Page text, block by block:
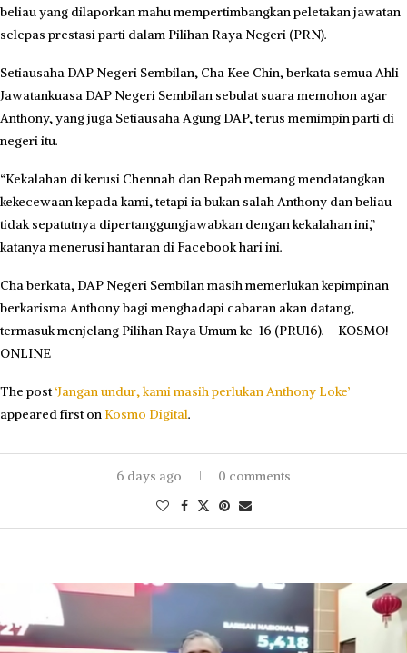
beliau yang dilaporkan mahu mempertimbangkan peletakan jawatan
selepas prestasi parti dalam Pilihan Raya Negeri (PRN).
Setiausaha DAP Negeri Sembilan, Cha Kee Chin, berkata semua Ahli
Jawatankuasa DAP Negeri Sembilan sebulat suara memohon agar
Anthony, yang juga Setiausaha Agung DAP, terus memimpin parti di
negeri itu.
“Kekalahan di kerusi Chennah dan Repah memang mendatangkan
kekecewaan kepada kami, tetapi ia bukan salah Anthony dan beliau
tidak sepatutnya dipertanggungjawabkan dengan kekalahan ini,”
katanya menerusi hantaran di Facebook hari ini.
Cha berkata, DAP Negeri Sembilan masih memerlukan kepimpinan
berkarisma Anthony bagi menghadapi cabaran akan datang,
termasuk menjelang Pilihan Raya Umum ke-16 (PRU16). – KOSMO!
ONLINE
The post‘Jangan undur, kami masih perlukan Anthony Loke’
appeared first on Kosmo Digital.
6 days ago 0 comments